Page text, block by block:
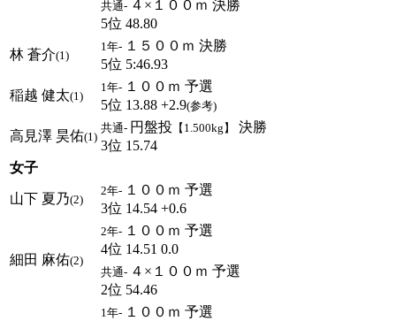
共通- ４×１００ｍ 決勝
5位 48.80
林 蒼介(1)
1年- １５００ｍ 決勝
5位 5:46.93
稲越 健太(1)
1年- １００ｍ 予選
5位 13.88 +2.9(参考)
高見澤 昊佑(1)
共通- 円盤投 【1.500kg】
決勝
3位 15.74
女子
山下 夏乃(2)
2年- １００ｍ 予選
3位 14.54 +0.6
細田 麻佑(2)
2年- １００ｍ 予選
4位 14.51 0.0
共通- ４×１００ｍ 予選
2位 54.46
1年- １００ｍ 予選